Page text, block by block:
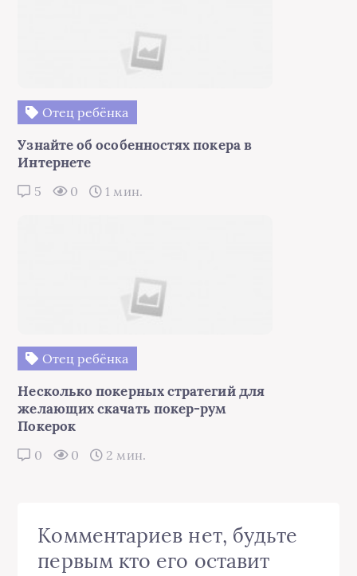
Отец ребёнка
Узнайте об особенностях покера в
Интернете
5 0 1 мин.
Отец ребёнка
Несколько покерных стратегий для
желающих скачать покер-рум
Покерок
0 0 2 мин.
Комментариев нет, будьте
первым кто его оставит